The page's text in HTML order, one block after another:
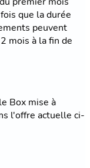
que la durée
peuvent
mois à la fin de
Box mise à
l'offre actuelle ci-